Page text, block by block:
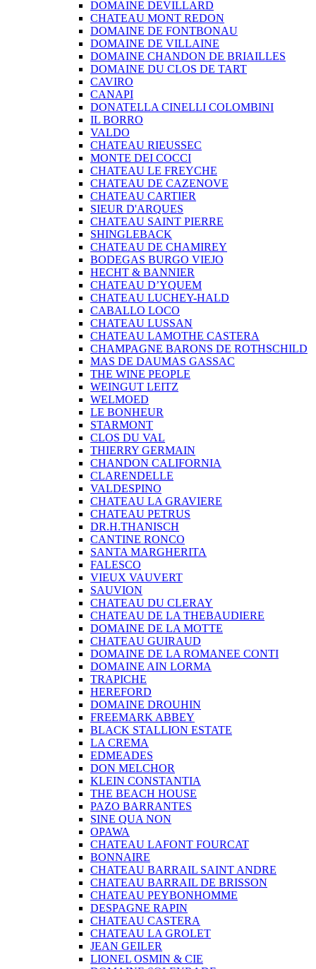
DOMAINE DEVILLARD
CHATEAU MONT REDON
DOMAINE DE FONTBONAU
DOMAINE DE VILLAINE
DOMAINE CHANDON DE BRIAILLES
DOMAINE DU CLOS DE TART
CAVIRO
CANAPI
DONATELLA CINELLI COLOMBINI
IL BORRO
VALDO
CHATEAU RIEUSSEC
MONTE DEI COCCI
CHATEAU LE FREYCHE
CHATEAU DE CAZENOVE
CHATEAU CARTIER
SIEUR D'ARQUES
CHATEAU SAINT PIERRE
SHINGLEBACK
CHATEAU DE CHAMIREY
BODEGAS BURGO VIEJO
HECHT & BANNIER
CHATEAU D’YQUEM
CHATEAU LUCHEY-HALD
CABALLO LOCO
CHATEAU LUSSAN
CHATEAU LAMOTHE CASTERA
CHAMPAGNE BARONS DE ROTHSCHILD
MAS DE DAUMAS GASSAC
THE WINE PEOPLE
WEINGUT LEITZ
WELMOED
LE BONHEUR
STARMONT
CLOS DU VAL
THIERRY GERMAIN
CHANDON CALIFORNIA
CLARENDELLE
VALDESPINO
CHATEAU LA GRAVIERE
CHATEAU PETRUS
DR.H.THANISCH
CANTINE RONCO
SANTA MARGHERITA
FALESCO
VIEUX VAUVERT
SAUVION
CHATEAU DU CLERAY
CHATEAU DE LA THEBAUDIERE
DOMAINE DE LA MOTTE
CHATEAU GUIRAUD
DOMAINE DE LA ROMANEE CONTI
DOMAINE AIN LORMA
TRAPICHE
HEREFORD
DOMAINE DROUHIN
FREEMARK ABBEY
BLACK STALLION ESTATE
LA CREMA
EDMEADES
DON MELCHOR
KLEIN CONSTANTIA
THE BEACH HOUSE
PAZO BARRANTES
SINE QUA NON
OPAWA
CHATEAU LAFONT FOURCAT
BONNAIRE
CHATEAU BARRAIL SAINT ANDRE
CHATEAU BARRAIL DE BRISSON
CHATEAU PEYBONHOMME
DESPAGNE RAPIN
CHATEAU CASTERA
CHATEAU LA GROLET
JEAN GEILER
LIONEL OSMIN & CIE